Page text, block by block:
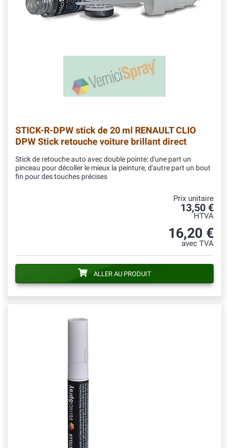
STICK-R-DPWstick de 20 ml RENAULT CLIO
DPW Stick retouche voiture brillant direct
Stick de retouche auto avec double pointe: d'une part un
pinceau pour décoller le mieux la peinture, d'autre part un bout
fin pour des touches précises
Prix unitaire
13,50 €
HTVA
16,20 €
avec TVA
ALLER AU PRODUIT